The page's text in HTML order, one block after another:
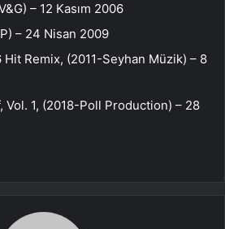
– 12 Kasım 2006
– 24 Nisan 2009
Hit Remix, (2011-Seyhan Müzik) – 8
Vol. 1, (2018-Poll Production) – 28